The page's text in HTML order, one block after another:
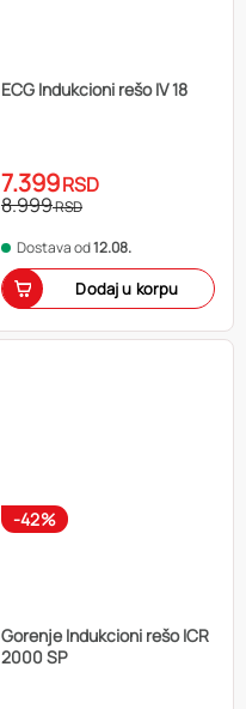
ECG Indukcioni rešo IV 18
7.399RSD
8.999RSD
Dostava od12.08.
Dodaj u korpu
-42%
Gorenje Indukcioni rešo ICR
2000 SP